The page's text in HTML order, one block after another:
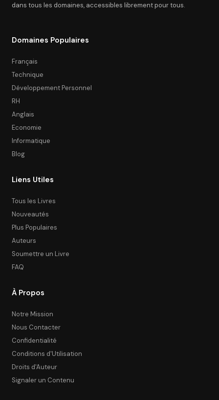
dans tous les domaines, accessibles librement pour tous.
Domaines Populaires
Français
Technique
Développement Personnel
RH
Anglais
Economie
Informatique
Blog
Liens Utiles
Tous les Livres
Nouveautés
Plus Populaires
Auteurs
Soumettre un Livre
FAQ
À Propos
Notre Mission
Nous Contacter
Confidentialité
Conditions d'Utilisation
Droits d'Auteur
Signaler un Contenu